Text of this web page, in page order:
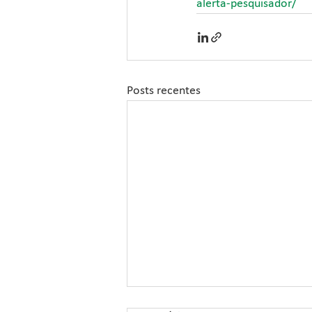
alerta-pesquisador/
Posts recentes